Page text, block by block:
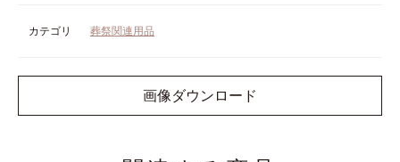
カテゴリ 葬祭関連用品
画像ダウンロード